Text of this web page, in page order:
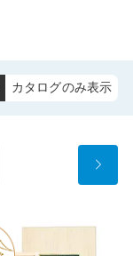
カタログのみ表示